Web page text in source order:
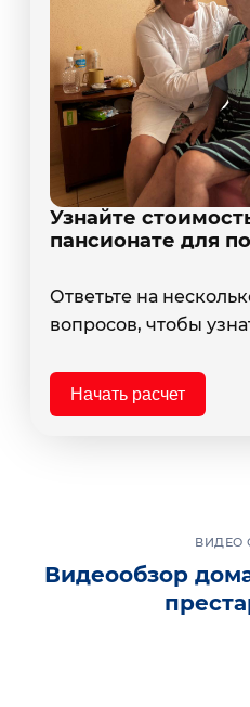
Узнайте
пансионате для
Ответьте на
вопросов, чтобы
Начать расчет
ВИДЕО
Видеообзор